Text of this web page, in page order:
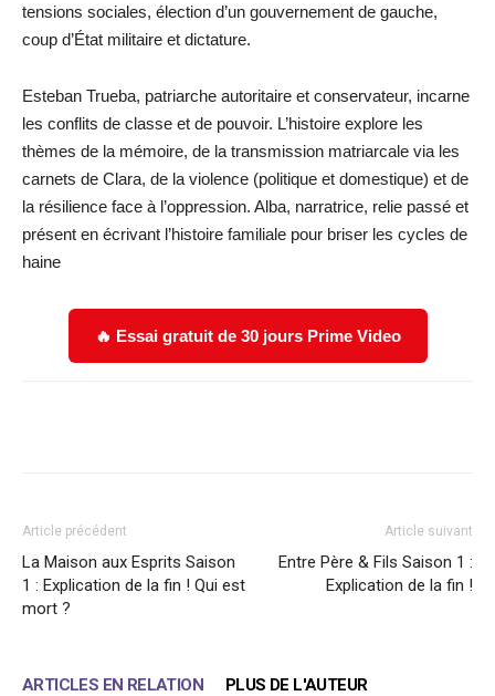
tensions sociales, élection d’un gouvernement de gauche,
coup d’État militaire et dictature.
Esteban Trueba, patriarche autoritaire et conservateur, incarne
les conflits de classe et de pouvoir. L’histoire explore les
thèmes de la mémoire, de la transmission matriarcale via les
carnets de Clara, de la violence (politique et domestique) et de
la résilience face à l’oppression. Alba, narratrice, relie passé et
présent en écrivant l’histoire familiale pour briser les cycles de
haine
🔥 Essai gratuit de 30 jours Prime Video
Article précédent
La Maison aux Esprits Saison
1 : Explication de la fin ! Qui est
mort ?
Article suivant
Entre Père & Fils Saison 1 :
Explication de la fin !
ARTICLES EN RELATION PLUS DE L'AUTEUR